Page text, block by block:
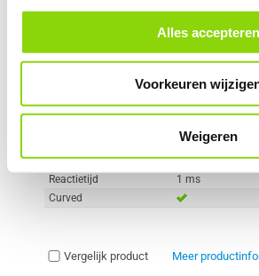
alle cookies. Je kunt je gegeven
door in de footer van onze website te klikken
Alles accepteren
Voorkeuren
Weigeren
MSI
Scherm Diagonaal
24.0 inch
Refresh Rate
180 Hz
VA
HDR Type
HDR Ready
Reactietijd
1 ms
Curved
Vergelijk product Meer